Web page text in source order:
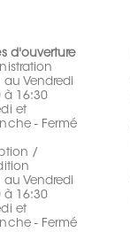
d'ouverture
au Vendredi
à 16:30
et
- Fermé
/
au Vendredi
à 16:30
et
- Fermé